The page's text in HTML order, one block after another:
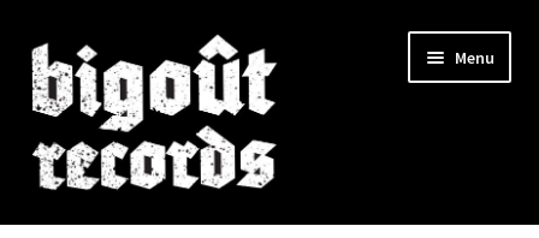
Skip
to
navigation
Skip
to
content
Menu
SHOP